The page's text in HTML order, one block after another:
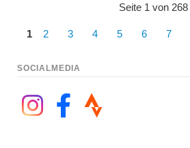
Seite 1 von 268
1 2 3 4 5 6 7
SOCIALMEDIA